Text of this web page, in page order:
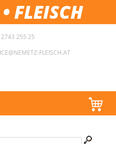
FLEISCH
255 25
FLEISCH.AT